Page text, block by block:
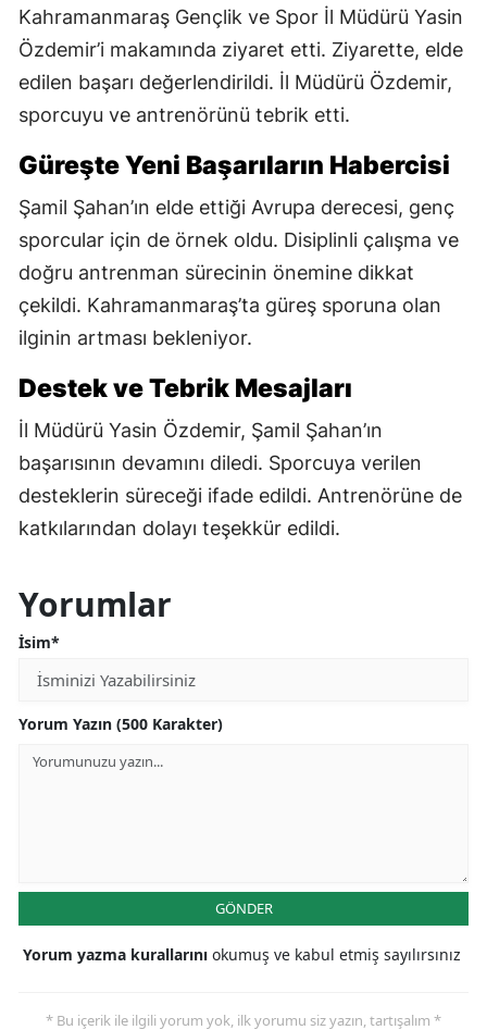
Kahramanmaraş Gençlik ve Spor İl Müdürü Yasin
Özdemir’i makamında ziyaret etti. Ziyarette, elde
edilen başarı değerlendirildi. İl Müdürü Özdemir,
sporcuyu ve antrenörünü tebrik etti.
Güreşte Yeni Başarıların Habercisi
Şamil Şahan’ın elde ettiği Avrupa derecesi, genç
sporcular için de örnek oldu. Disiplinli çalışma ve
doğru antrenman sürecinin önemine dikkat
çekildi. Kahramanmaraş’ta güreş sporuna olan
ilginin artması bekleniyor.
Destek ve Tebrik Mesajları
İl Müdürü Yasin Özdemir, Şamil Şahan’ın
başarısının devamını diledi. Sporcuya verilen
desteklerin süreceği ifade edildi. Antrenörüne de
katkılarından dolayı teşekkür edildi.
Yorumlar
İsim*
Yorum Yazın (500 Karakter)
GÖNDER
Yorum yazma kurallarını okumuş ve kabul etmiş sayılırsınız
* Bu içerik ile ilgili yorum yok, ilk yorumu siz yazın, tartışalım *